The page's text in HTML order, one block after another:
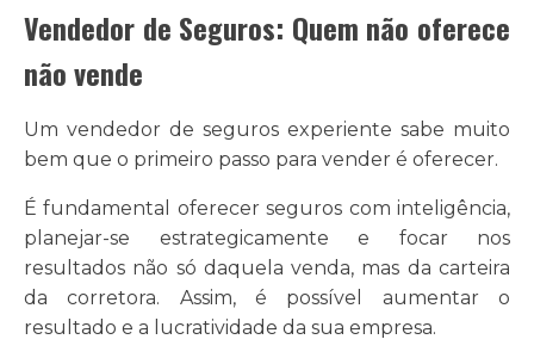
Vendedor de Seguros: Quem não oferece
não vende
Um vendedor de seguros experiente sabe muito
bem que o primeiro passo para vender é oferecer.
É fundamental oferecer seguros com inteligência,
planejar-se estrategicamente e focar nos
resultados não só daquela venda, mas da carteira
da corretora. Assim, é possível aumentar o
resultado e a lucratividade da sua empresa.